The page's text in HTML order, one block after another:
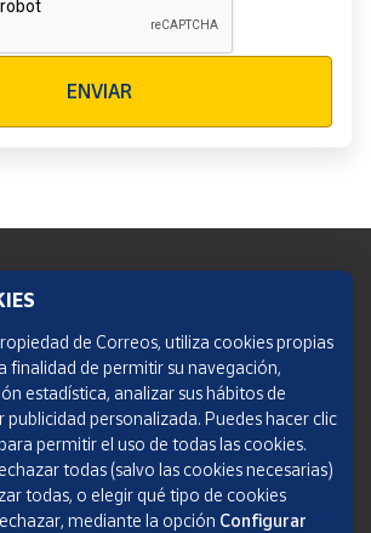
ENVIAR
Web
de Correos, utiliza cookies propias
finalidad de permitir su navegación,
estadística, analizar sus hábitos de
publicidad personalizada. Puedes hacer clic
permitir el uso de todas las cookies.
todas (salvo las cookies necesarias)
todas, o elegir qué tipo de cookies
mediante la opción Configurar